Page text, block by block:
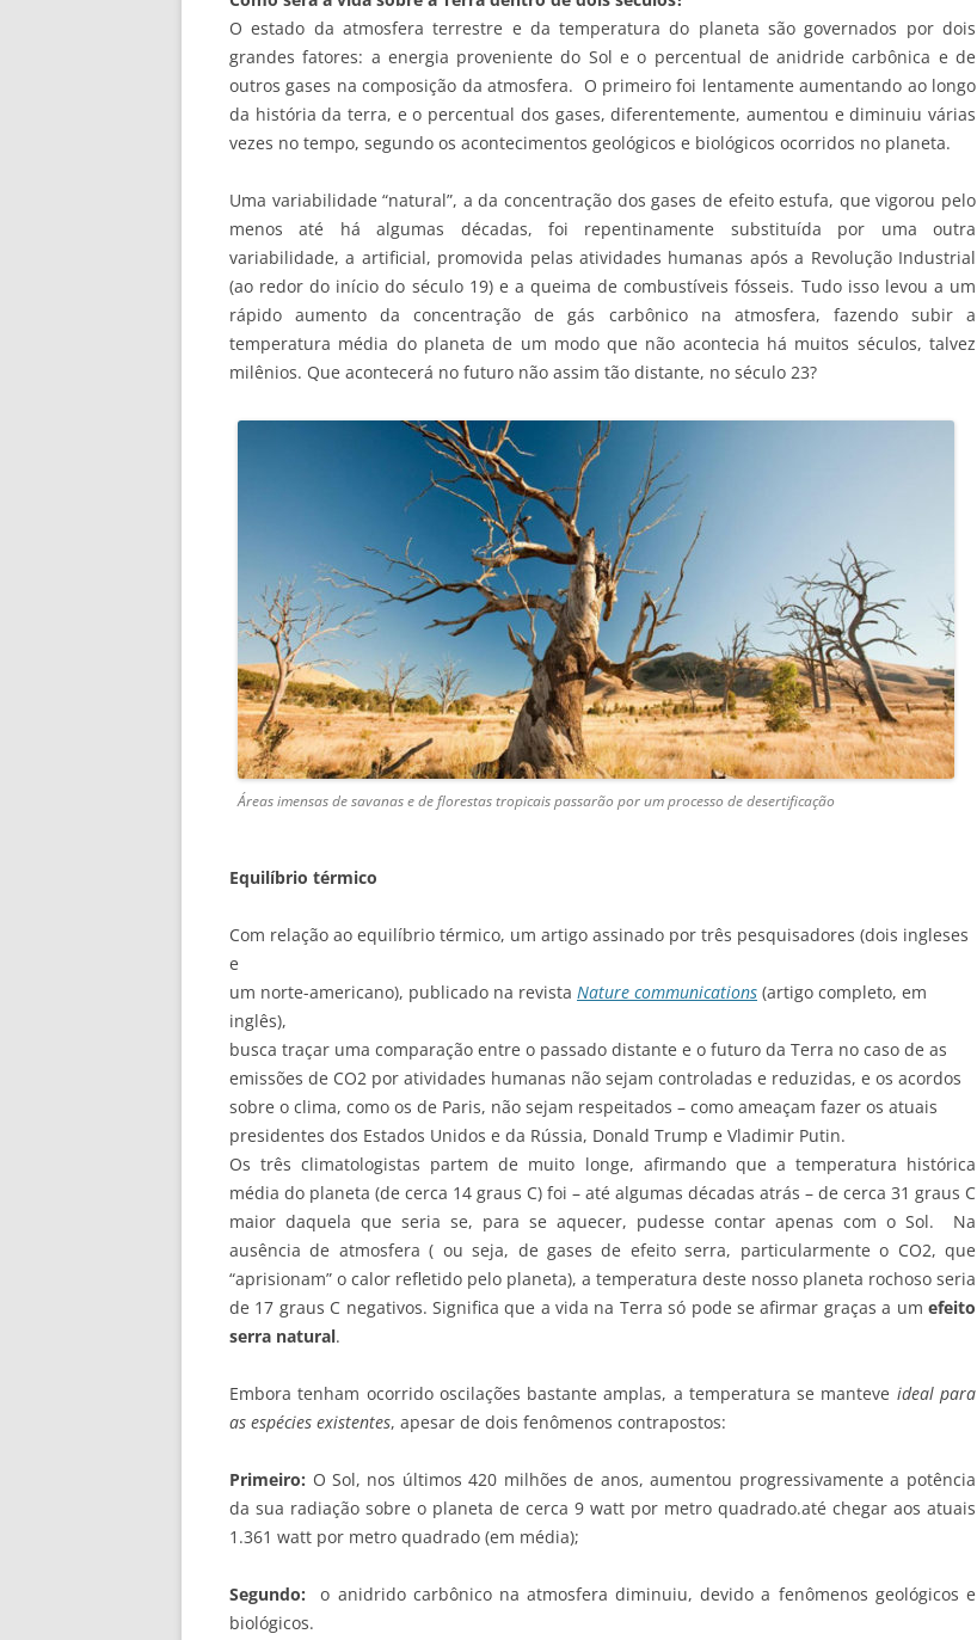
O estado da atmosfera terrestre e da temperatura do planeta são governados por dois
grandes fatores: a energia proveniente do Sol e o percentual de anidride carbônica e de
outros gases na composição da atmosfera. O primeiro foi lentamente aumentando ao longo
da história da terra, e o percentual dos gases, diferentemente, aumentou e diminuiu várias
vezes no tempo, segundo os acontecimentos geológicos e biológicos ocorridos no planeta.
Uma variabilidade “natural”, a da concentração dos gases de efeito estufa, que vigorou pelo
menos até há algumas décadas, foi repentinamente substituída por uma outra
variabilidade, a artificial, promovida pelas atividades humanas após a Revolução Industrial
(ao redor do início do século 19) e a queima de combustíveis fósseis. Tudo isso levou a um
rápido aumento da concentração de gás carbônico na atmosfera, fazendo subir a
temperatura média do planeta de um modo que não acontecia há muitos séculos, talvez
milênios. Que acontecerá no futuro não assim tão distante, no século 23?
Áreas imensas de savanas e de florestas tropicais passarão por um processo de desertificação
Equilíbrio térmico
Com relação ao equilíbrio térmico, um artigo assinado por três pesquisadores (dois ingleses
e
um norte-americano), publicado na revista Nature communications (artigo completo, em
inglês),
busca traçar uma comparação entre o passado distante e o futuro da Terra no caso de as
emissões de CO2 por atividades humanas não sejam controladas e reduzidas, e os acordos
sobre o clima, como os de Paris, não sejam respeitados – como ameaçam fazer os atuais
presidentes dos Estados Unidos e da Rússia, Donald Trump e Vladimir Putin.
Os três climatologistas partem de muito longe, afirmando que a temperatura histórica
média do planeta (de cerca 14 graus C) foi – até algumas décadas atrás – de cerca 31 graus C
maior daquela que seria se, para se aquecer, pudesse contar apenas com o Sol. Na
ausência de atmosfera ( ou seja, de gases de efeito serra, particularmente o CO2, que
“aprisionam” o calor refletido pelo planeta), a temperatura deste nosso planeta rochoso seria
de 17 graus C negativos. Significa que a vida na Terra só pode se afirmar graças a um efeito
serra natural.
Embora tenham ocorrido oscilações bastante amplas, a temperatura se manteve ideal para
as espécies existentes, apesar de dois fenômenos contrapostos:
Primeiro: O Sol, nos últimos 420 milhões de anos, aumentou progressivamente a potência
da sua radiação sobre o planeta de cerca 9 watt por metro quadrado.até chegar aos atuais
1.361 watt por metro quadrado (em média);
Segundo:
o anidrido carbônico na atmosfera diminuiu, devido a fenômenos geológicos e
biológicos.